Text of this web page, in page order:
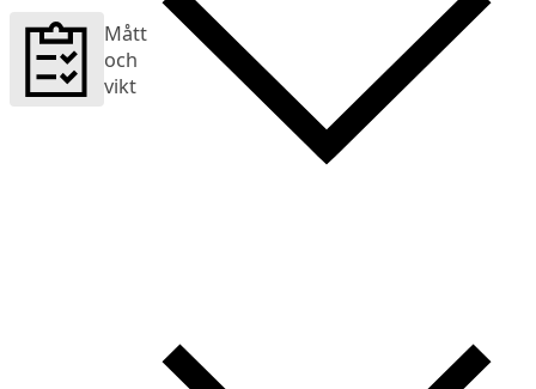
Mått
och
vikt